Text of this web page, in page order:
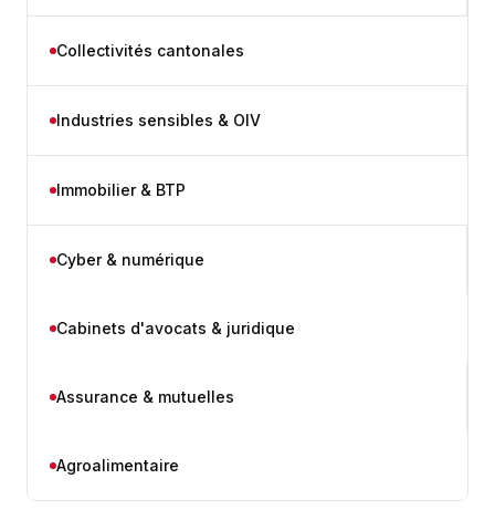
Collectivités cantonales
Industries sensibles & OIV
Immobilier & BTP
Cyber & numérique
Cabinets d'avocats & juridique
Assurance & mutuelles
Agroalimentaire